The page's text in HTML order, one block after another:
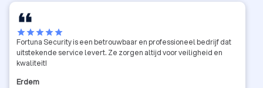
starstarstarstarstar
Fortuna Security is een betrouwbaar en professioneel bedrijf dat
uitstekende service levert. Ze zorgen altijd voor veiligheid en
kwaliteit!
Erdem